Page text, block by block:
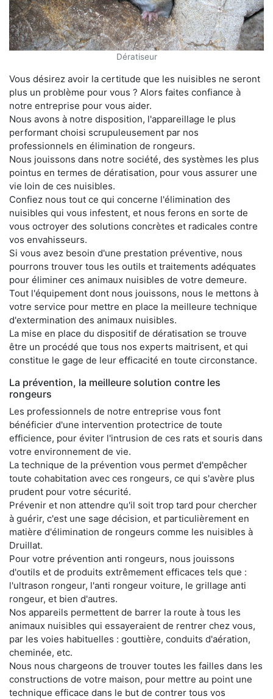
Dératiseur
Vous désirez avoir la certitude que les nuisibles ne seront
plus un problème pour vous ? Alors faites confiance à
notre entreprise pour vous aider.
Nous avons à notre disposition, l'appareillage le plus
performant choisi scrupuleusement par nos
professionnels en élimination de rongeurs.
Nous jouissons dans notre société, des systèmes les plus
pointus en termes de dératisation, pour vous assurer une
vie loin de ces nuisibles.
Confiez nous tout ce qui concerne l'élimination des
nuisibles qui vous infestent, et nous ferons en sorte de
vous octroyer des solutions concrètes et radicales contre
vos envahisseurs.
Si vous avez besoin d'une prestation préventive, nous
pourrons trouver tous les outils et traitements adéquates
pour éliminer ces animaux nuisibles de votre demeure.
Tout l'équipement dont nous jouissons, nous le mettons à
votre service pour mettre en place la meilleure technique
d'extermination des animaux nuisibles.
La mise en place du dispositif de dératisation se trouve
être un procédé que tous nos experts maitrisent, et qui
constitue le gage de leur efficacité en toute circonstance.
La prévention, la meilleure solution contre les
rongeurs
Les professionnels de notre entreprise vous font
bénéficier d'une intervention protectrice de toute
efficience, pour éviter l'intrusion de ces rats et souris dans
votre environnement de vie.
La technique de la prévention vous permet d'empêcher
toute cohabitation avec ces rongeurs, ce qui s'avère plus
prudent pour votre sécurité.
Prévenir et non attendre qu'il soit trop tard pour chercher
à guérir, c'est une sage décision, et particulièrement en
matière d'élimination de rongeurs comme les nuisibles à
Druillat.
Pour votre prévention anti rongeurs, nous jouissons
d'outils et de produits extrêmement efficaces tels que :
l'ultrason rongeur, l'anti rongeur voiture, le grillage anti
rongeur, et bien d'autres.
Nos appareils permettent de barrer la route à tous les
animaux nuisibles qui essayeraient de rentrer chez vous,
par les voies habituelles : gouttière, conduits d'aération,
cheminée, etc.
Nous nous chargeons de trouver toutes les failles dans les
constructions de votre maison, pour mettre au point une
technique efficace dans le but de contrer tous vos